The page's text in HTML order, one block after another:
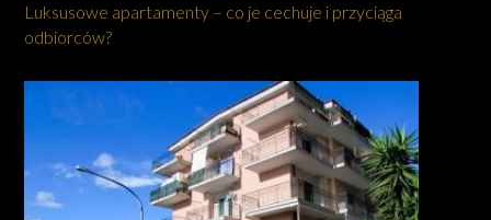
Luksusowe apartamenty – co je cechuje i przyciąga
odbiorców?